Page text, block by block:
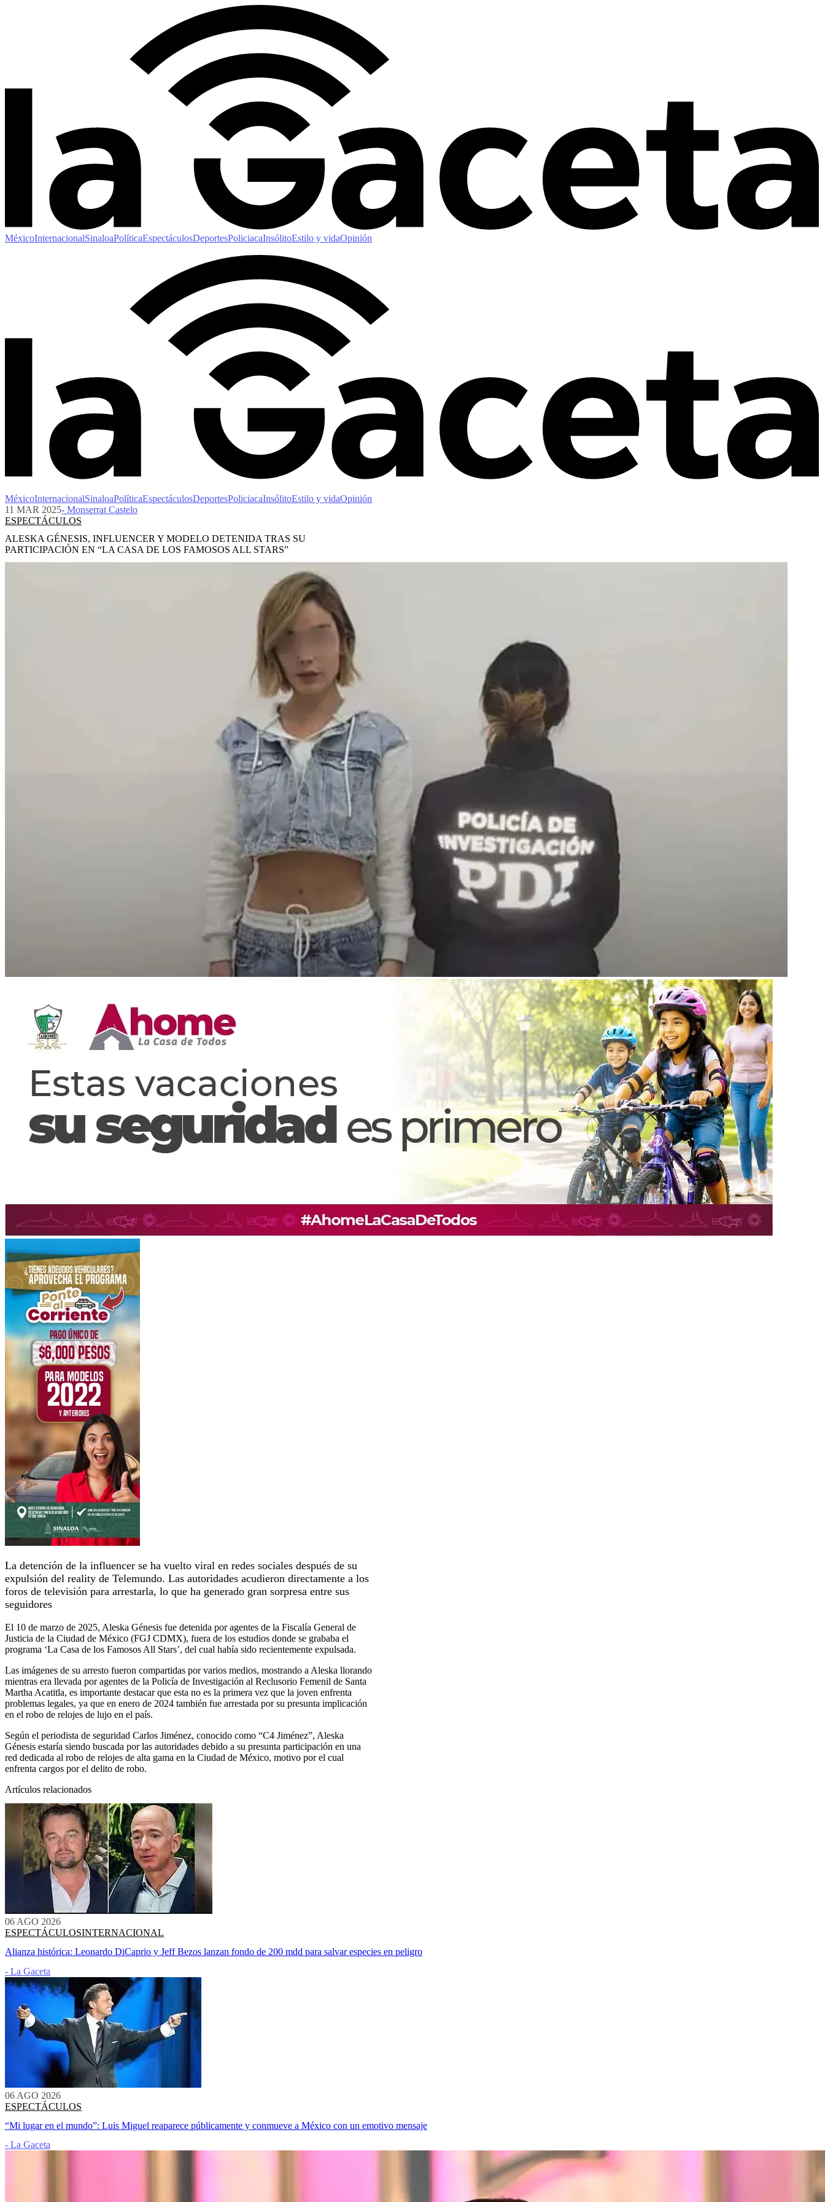
MéxicoInternacionalSinaloaPolíticaEspectáculosDeportesPoliciacaInsólitoEstilo y vidaOpinión
MéxicoInternacionalSinaloaPolíticaEspectáculosDeportesPoliciacaInsólitoEstilo y vidaOpinión
11 MAR 2025- Monserrat Castelo
ESPECTÁCULOS
ALESKA GÉNESIS, INFLUENCER Y MODELO DETENIDA TRAS SU
PARTICIPACIÓN EN “LA CASA DE LOS FAMOSOS ALL STARS”
La detención de la influencer se ha vuelto viral en redes sociales después de su
expulsión del reality de Telemundo. Las autoridades acudieron directamente a los
foros de televisión para arrestarla, lo que ha generado gran sorpresa entre sus
seguidores
El 10 de marzo de 2025, Aleska Génesis fue detenida por agentes de la Fiscalía General de
Justicia de la Ciudad de México (FGJ CDMX), fuera de los estudios donde se grababa el
programa ‘La Casa de los Famosos All Stars’, del cual había sido recientemente expulsada.
Las imágenes de su arresto fueron compartidas por varios medios, mostrando a Aleska llorando
mientras era llevada por agentes de la Policía de Investigación al Reclusorio Femenil de Santa
Martha Acatitla, es importante destacar que esta no es la primera vez que la joven enfrenta
problemas legales, ya que en enero de 2024 también fue arrestada por su presunta implicación
en el robo de relojes de lujo en el país.
Según el periodista de seguridad Carlos Jiménez, conocido como “C4 Jiménez”, Aleska
Génesis estaría siendo buscada por las autoridades debido a su presunta participación en una
red dedicada al robo de relojes de alta gama en la Ciudad de México, motivo por el cual
enfrenta cargos por el delito de robo.
Artículos relacionados
06 AGO 2026
ESPECTÁCULOSINTERNACIONAL
Alianza histórica: Leonardo DiCaprio y Jeff Bezos lanzan fondo de 200 mdd para salvar especies en peligro
- La Gaceta
06 AGO 2026
ESPECTÁCULOS
“Mi lugar en el mundo”: Luis Miguel reaparece públicamente y conmueve a México con un emotivo mensaje
- La Gaceta